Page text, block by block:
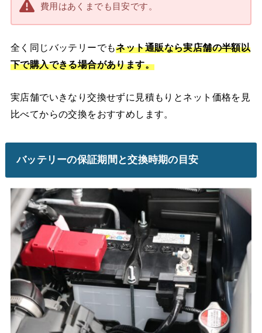
費用はあくまでも目安です。
全く同じバッテリーでもネット通販なら実店舗の半額以
下で購入できる場合があります。
実店舗でいきなり交換せずに見積もりとネット価格を見
比べてからの交換をおすすめします。
バッテリーの保証期間と交換時期の目安